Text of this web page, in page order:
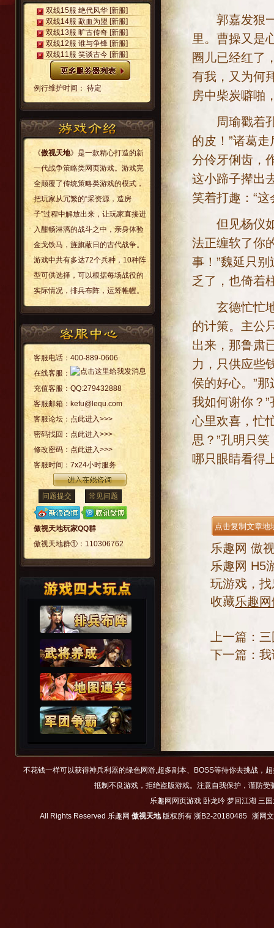
双线15服 绝代风华 [新服]
双线14服 歃血为盟 [新服]
双线13服 旷古传奇 [新服]
双线12服 谁与争锋 [新服]
双线11服 笑谈古今 [新服]
例行维护时间： 待定
《傲视天地》是一款精心打造的新
一代战争策略类网页游戏。游戏完
全颠覆了传统策略类游戏的模式，
把玩家从冗繁的“采资源，造房
子”过程中解放出来，让玩家直接进
入酣畅淋漓的战斗之中，亲身体验
金戈铁马，旌旗蔽日的古代战争。
游戏中共有多达72个兵种，10种阵
型可供选择，可以根据每场战役的
实际情况，排兵布阵，运筹帷幄。
客服电话： 400-889-0606
在线客服：
充值客服： QQ:279432888
客服邮箱： kefu@lequ.com
客服论坛： 点此进入>>>
密码找回： 点此进入>>>
修改密码： 点此进入>>>
客服时间： 7x24小时服务
问题提交 常见问题
傲视天地玩家QQ群
傲视天地群①： 110306762
郭嘉发狠一
里。曹操又是
圈儿已经红了
有我，又为何
房中柴炭噼
周瑜戳着孔
的皮！”诸葛
分伶牙俐齿，
这小蹄子撵出
笑着打趣：“
但见杨仪如
法正缠软了你
事！”魏延只
乏了，也倚着
玄德忙忙地
的计策。主公
出来，那鲁肃
力，只供应些
侯的好心。”
我如何谢你？
心里欢喜，忙
思？”孔明只
哪只眼睛看得
乐趣网 傲
乐趣网 H5
玩游戏，
收藏乐趣
上一篇：
下一篇：
不花钱一样可以获得神兵利器的绿色网游,超多副本、BOSS等待你去挑战，
抵制不良游戏，拒绝盗版游戏。注意自我保护，谨防
乐趣网网页游戏 卧龙吟 梦回江湖 三
All Rights Reserved 乐趣网 傲视天地版权所有 浙B2-20180485 浙网